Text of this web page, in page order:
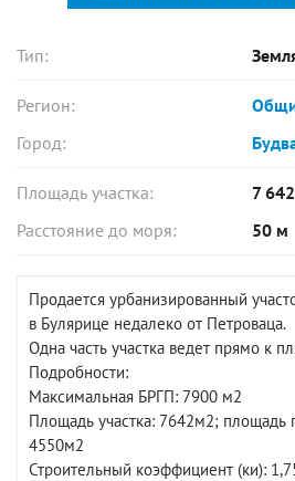
Тип:
Регион:
Город:
Площадь участка: 7
Расстояние до моря: 50 м
Продается урбанизированный
в Булярице недалеко от Петроваца.
Одна часть участка ведет прямо к
Подробности:
Максимальная БРГП: 7900 м2
Площадь участка: 7642м2; площадь
4550м2
Строительный коэффициент (ки):